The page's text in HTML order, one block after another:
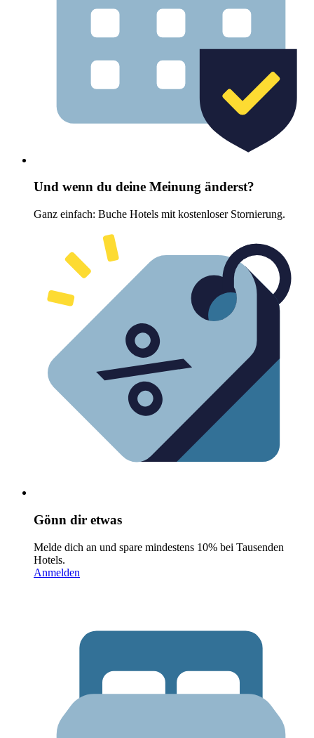
Und wenn du deine Meinung änderst?
Ganz einfach: Buche Hotels mit kostenloser Stornierung.
Gönn dir etwas
Melde dich an und spare mindestens 10% bei Tausenden
Hotels.
Anmelden